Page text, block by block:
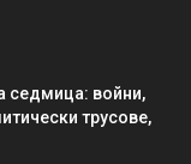
седмица: войни,
трусове,